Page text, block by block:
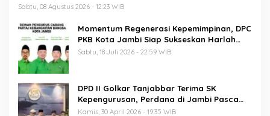
Sabtu, 08 Agustus 2026 - 12:23 WIB
Momentum Regenerasi Kepemimpinan, DPC
PKB Kota Jambi Siap Sukseskan Harlah
PKB ke-28
Sabtu, 18 Juli 2026 - 22:59 WIB
DPD II Golkar Tanjabbar Terima SK
Kepengurusan, Perdana di Jambi Pasca
Musda
Kamis, 30 April 2026 - 19:35 WIB